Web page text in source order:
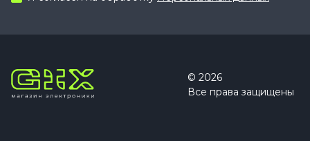
© 2026
Все права защищены